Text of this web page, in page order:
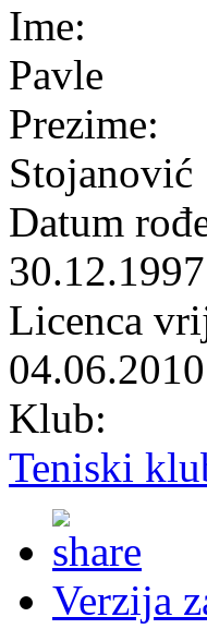
Ime:
Pavle
Prezime:
Stojanović
Datum
30.12.1997
Licenca
04.06.2010
Klub:
Teniski
Verzija